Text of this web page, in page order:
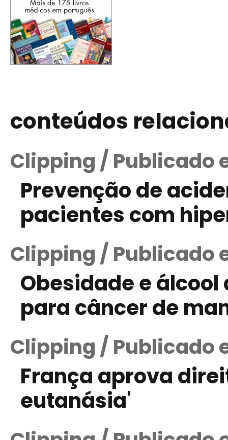
conteúdos
Clipping / Publicado
Prevenção de
pacientes com
Clipping / Publicado
Obesidade e
para câncer de
Clipping / Publicado
França aprova
eutanásia'